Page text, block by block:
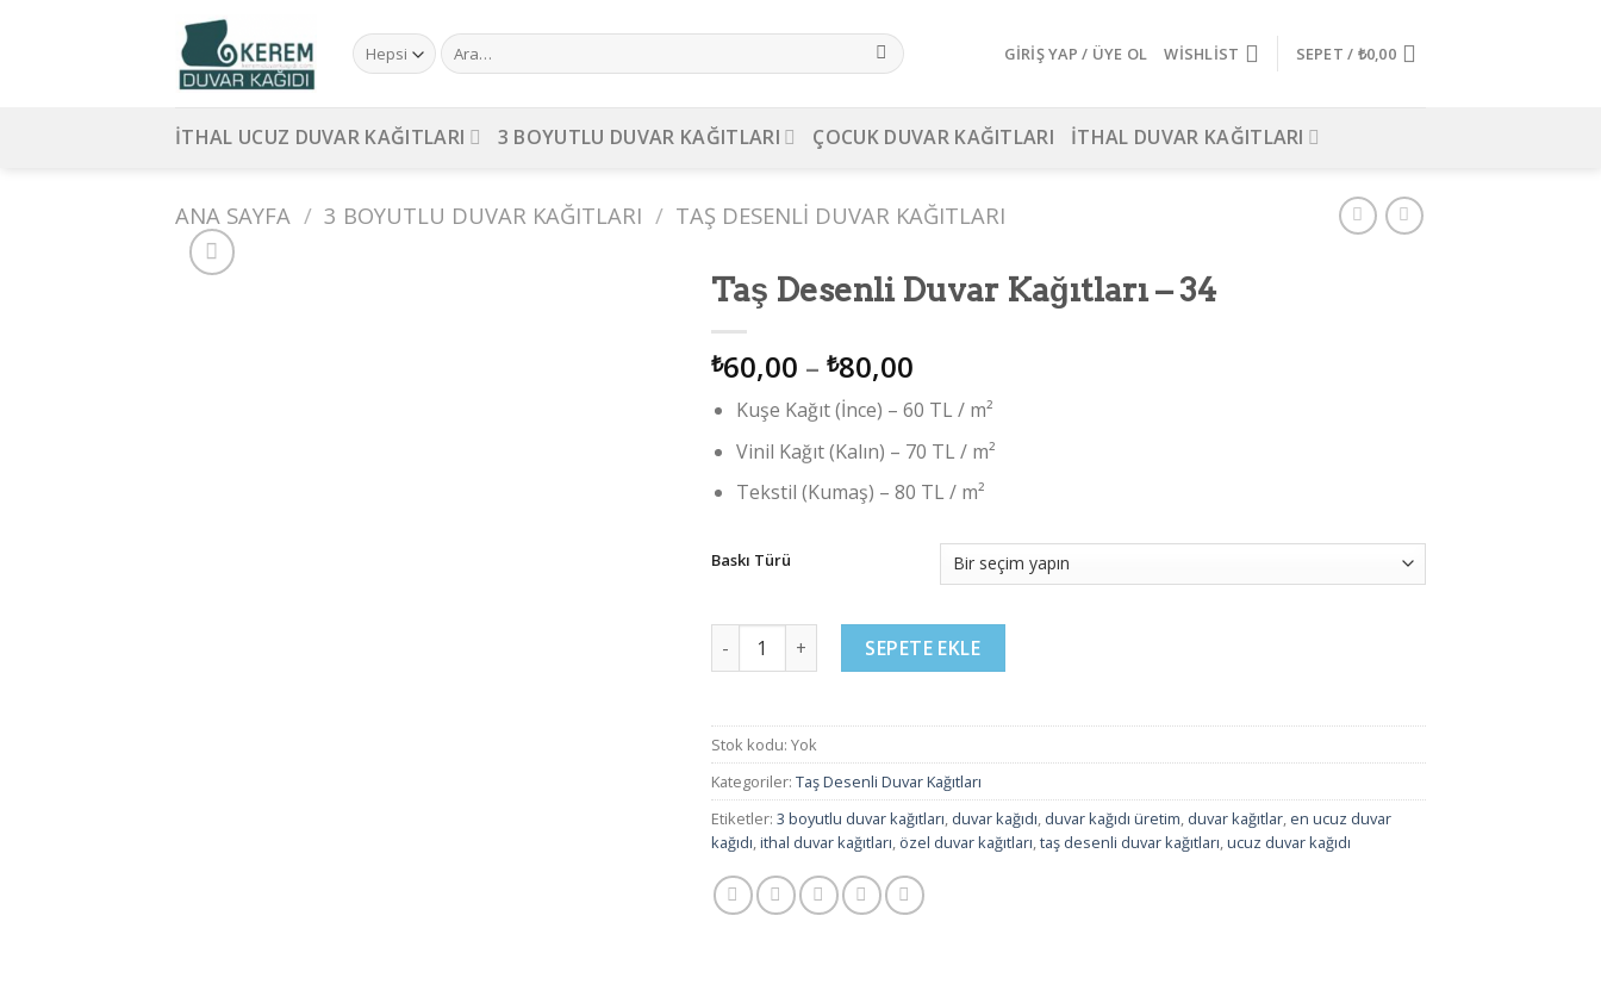
Ara: GIRIŞ YAP / ÜYE OL WISHLIST SEPET / ₺0,00
İTHAL UCUZ DUVAR KAĞITLARI 3 BOYUTLU DUVAR KAĞITLARI ÇOCUK DUVAR KAĞITLARI İTHAL DUVAR KAĞITLARI
ANA SAYFA / 3 BOYUTLU DUVAR KAĞITLARI / TAŞ DESENLI DUVAR KAĞITLARI
Taş Desenli Duvar Kağıtları – 34
₺60,00 – ₺80,00
Kuşe Kağıt (İnce) – 60 TL / m²
Vinil Kağıt (Kalın) – 70 TL / m²
Tekstil (Kumaş) – 80 TL / m²
Baskı Türü
Taş Desenli Duvar Kağıtları - 34 adet
SEPETE EKLE
Stok kodu: Yok
Kategoriler: Taş Desenli Duvar Kağıtları
Etiketler: 3 boyutlu duvar kağıtları, duvar kağıdı, duvar kağıdı üretim, duvar kağıtlar, en ucuz duvar
kağıdı,ithal duvar kağıtları, özel duvar kağıtları,taş desenli duvar kağıtları,ucuz duvar kağıdı